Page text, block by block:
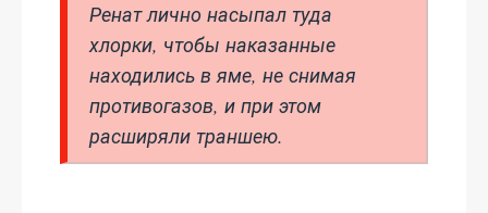
Ренат лично насыпал туда
хлорки, чтобы наказанные
находились в яме, не снимая
противогазов, и при этом
расширяли траншею.